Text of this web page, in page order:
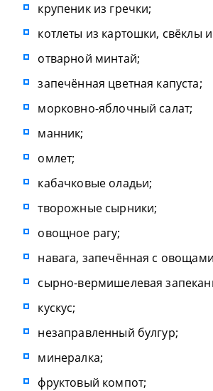
крупеник из гречки;
котлеты из картошки, свёклы
отварной минтай;
запечённая цветная капуста;
морковно-яблочный салат;
манник;
омлет;
кабачковые оладьи;
творожные сырники;
овощное рагу;
навага, запечённая с
сырно-вермишелевая
кускус;
незаправленный булгур;
минералка;
фруктовый компот;